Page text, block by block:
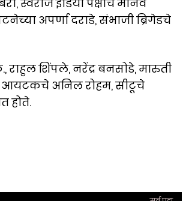
स्वराज इंडिया पक्षाचे मानव
अपर्णा दराडे, संभाजी ब्रिगेडचे
राहुल शिंपले, नरेंद्र बनसोडे, मारुती
आयटकचे अनिल रोहम, सीटूचे
होते.